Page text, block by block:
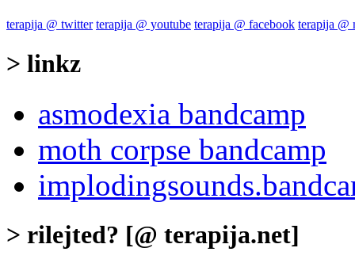
terapija @ twitter terapija @ youtube terapija @ facebook terapija @
> linkz
asmodexia bandcamp
moth corpse bandcamp
> rilejted? [@ terapija.net]